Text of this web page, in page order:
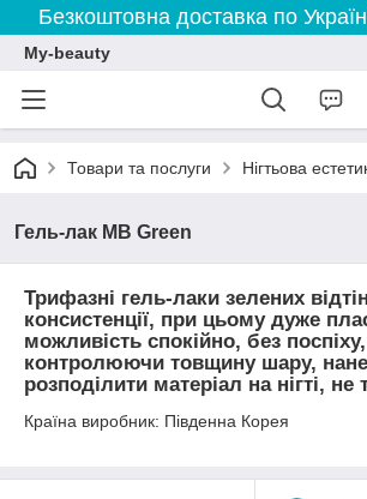
Безкоштовна доставка по
My-beauty
Товари та послуги Нігтьова
Гель-лак MB Green
Трифазні гель-лаки зелених
консистенції, при цьому дуже
можливість спокійно, без поспіху,
контролюючи товщину шару,
розподілити матеріал на нігті, не
Країна виробник: Південна Корея